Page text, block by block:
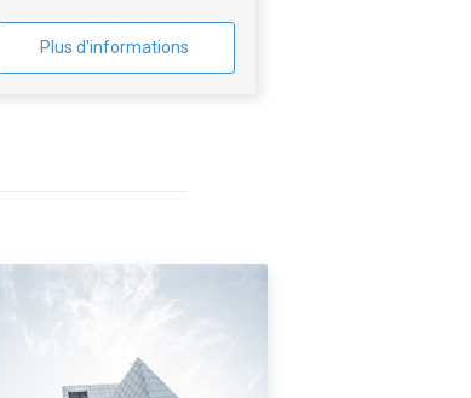
Plus d'informations